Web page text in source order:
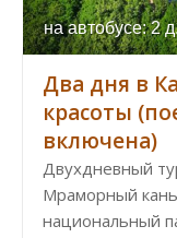
на автобусе: 2
Два дня в
красоты
включена)
Двухдневный
Мраморный
национальный